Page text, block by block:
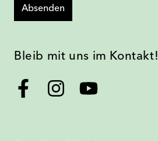
Absenden
Bleib mit uns im Kontakt!